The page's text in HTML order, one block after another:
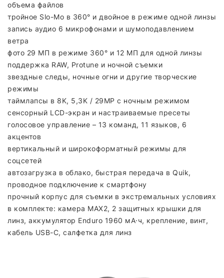
объема файлов
тройное Slo-Mo в 360° и двойное в режиме одной линзы
запись аудио 6 микрофонами и шумоподавлением
ветра
фото 29 МП в режиме 360° и 12 МП для одной линзы
поддержка RAW, Protune и ночной съемки
звездные следы, ночные огни и другие творческие
режимы
таймлапсы в 8K, 5,3K / 29MP с ночным режимом
сенсорный LCD-экран и настраиваемые пресеты
голосовое управление – 13 команд, 11 языков, 6
акцентов
вертикальный и широкоформатный режимы для
соцсетей
автозагрузка в облако, быстрая передача в Quik,
проводное подключение к смартфону
прочный корпус для съемки в экстремальных условиях
в комплекте: камера MAX2, 2 защитных крышки для
линз, аккумулятор Enduro 1960 мА·ч, крепление, винт,
кабель USB-C, салфетка для линз